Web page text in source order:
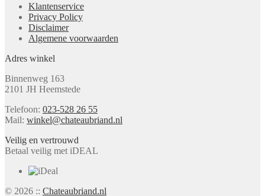
Klantenservice
Privacy Policy
Disclaimer
Algemene voorwaarden
Adres winkel
Binnenweg 163
2101 JH Heemstede
Telefoon: 023-528 26 55
Mail: winkel@chateaubriand.nl
Veilig en vertrouwd
Betaal veilig met iDEAL
© 2026 :: Chateaubriand.nl